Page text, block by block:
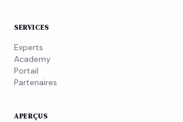
SERVICES
Experts
Academy
Portail
Partenaires
APERÇUS